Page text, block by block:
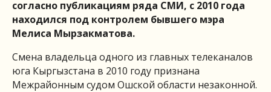
согласно публикациям ряда СМИ, с 2010 года
находился под контролем бывшего мэра
Мелиса Мырзакматова.
Смена владельца одного из главных телеканалов
юга Кыргызстана в 2010 году признана
Межрайонным судом Ошской области незаконной.